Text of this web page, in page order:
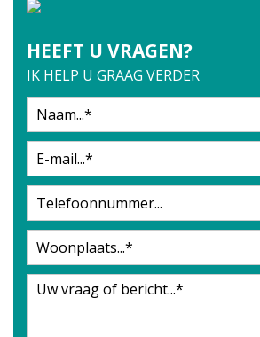
HEEFT U VRAGEN?
IK HELP U GRAAG VERDER